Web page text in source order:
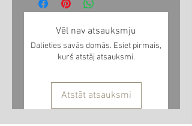
Vēl nav atsauksmju
Dalieties savās domās. Esiet pirmais,
kurš atstāj atsauksmi.
Atstāt atsauksmi